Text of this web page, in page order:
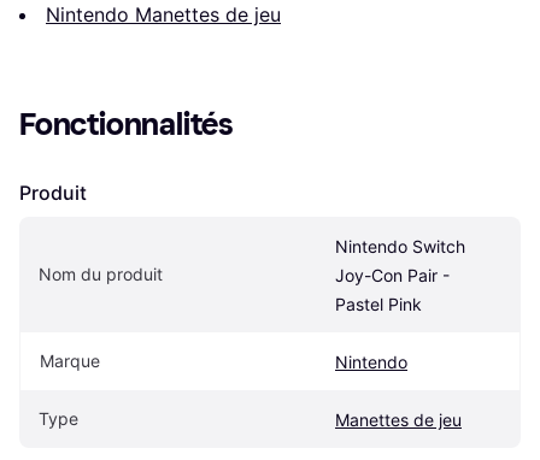
Nintendo Manettes de jeu
Fonctionnalités
Produit
Nom du produit
Nintendo Switch
Joy-Con Pair -
Pastel Pink
Marque Nintendo
Type Manettes de jeu